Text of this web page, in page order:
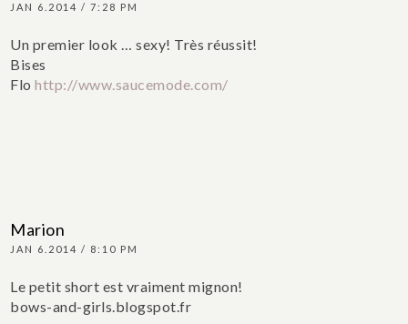
JAN 6.2014 / 7:28 PM
Un premier look … sexy! Très réussit!
Bises
Flo http://www.saucemode.com/
Marion
JAN 6.2014 / 8:10 PM
Le petit short est vraiment mignon!
bows-and-girls.blogspot.fr